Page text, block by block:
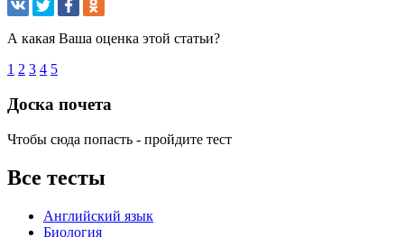
А какая Ваша оценка этой статьи?
1 2 3 4 5
Доска почета
Чтобы сюда попасть - пройдите тест
Все тесты
Английский язык
Биология